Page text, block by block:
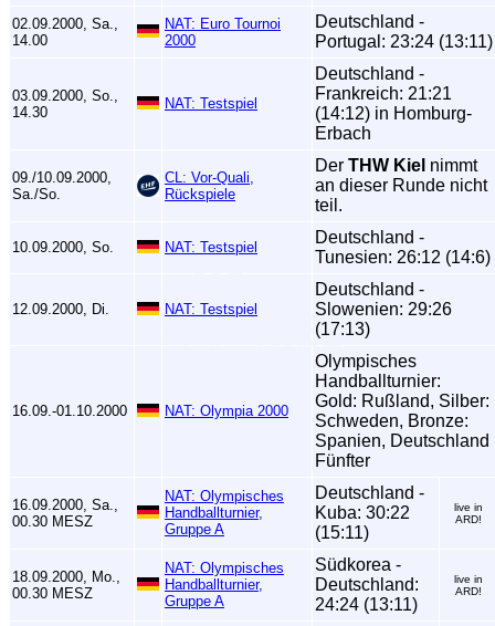
02.09.2000, Sa.,
14.00
NAT: Euro Tournoi
2000
Deutschland -
Portugal: 23:24 (13:11)
03.09.2000, So.,
14.30
NAT: Testspiel
Deutschland -
Frankreich: 21:21
(14:12) in Homburg-
Erbach
09./10.09.2000,
Sa./So.
CL: Vor-Quali,
Rückspiele
Der THW Kiel nimmt
an dieser Runde nicht
teil.
10.09.2000, So. NAT: Testspiel
Deutschland -
Tunesien: 26:12 (14:6)
12.09.2000, Di. NAT: Testspiel
Deutschland -
Slowenien: 29:26
(17:13)
16.09.-01.10.2000 NAT: Olympia 2000
Olympisches
Handballturnier:
Gold: Rußland, Silber:
Schweden, Bronze:
Spanien, Deutschland
Fünfter
16.09.2000, Sa.,
00.30 MESZ
NAT: Olympisches
Handballturnier,
Gruppe A
Deutschland -
Kuba: 30:22
(15:11)
live in
ARD!
18.09.2000, Mo.,
00.30 MESZ
NAT: Olympisches
Handballturnier,
Gruppe A
Südkorea -
Deutschland:
24:24 (13:11)
live in
ARD!